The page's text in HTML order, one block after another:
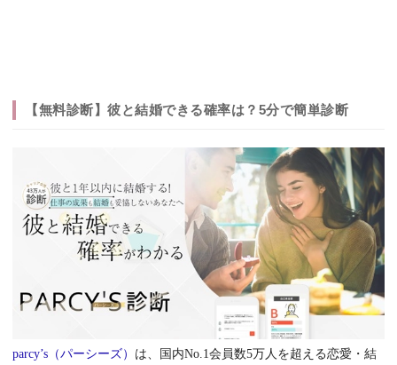
【無料診断】彼と結婚できる確率は？5分で簡単診断
parcy’s（パーシーズ） は、国内No.1会員数5万人を超える恋愛・結